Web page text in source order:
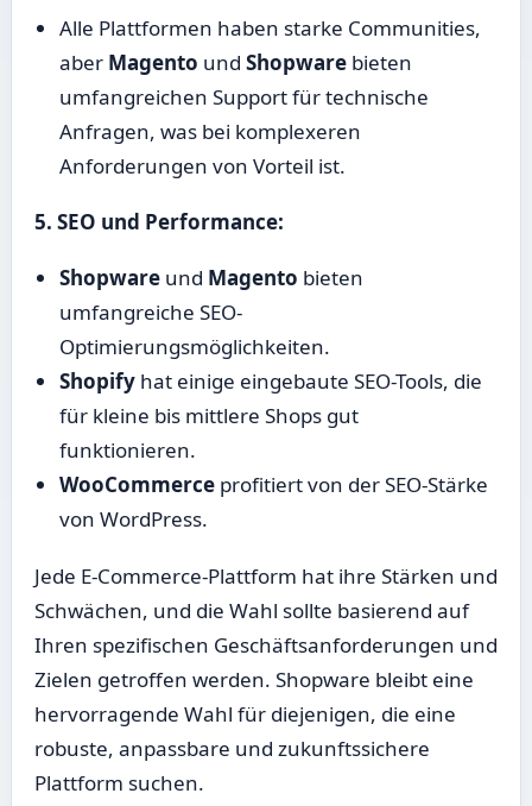
Alle Plattformen haben starke Communities,
aber Magento und Shopwarebieten
umfangreichen Support für technische
Anfragen, was bei komplexeren
Anforderungen von Vorteil ist.
5. SEO und Performance:
Shopwareund Magento bieten
umfangreiche SEO-
Optimierungsmöglichkeiten.
Shopifyhat einige eingebaute SEO-Tools, die
für kleine bis mittlere Shops gut
funktionieren.
WooCommerceprofitiert von der SEO-Stärke
von WordPress.
Jede E-Commerce-Plattform hat ihre Stärken und
Schwächen, und die Wahl sollte basierend auf
Ihren spezifischen Geschäftsanforderungen und
Zielen getroffen werden. Shopware bleibt eine
hervorragende Wahl für diejenigen, die eine
robuste, anpassbare und zukunftssichere
Plattform suchen.